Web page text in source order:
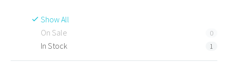
Show All
On Sale
0
In Stock 1